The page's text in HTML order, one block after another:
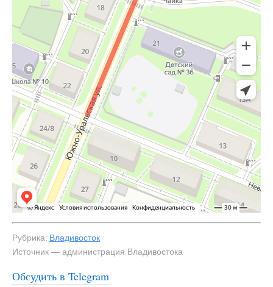
Рубрика: Владивосток
Источник — администрация Владивостока
Обсудить в Telegram
#1